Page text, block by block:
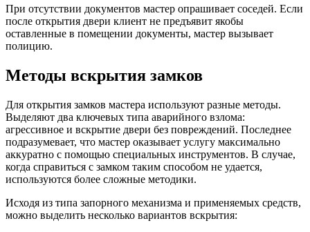
При отсутствии документов мастер опрашивает соседей. Если
после открытия двери клиент не предъявит якобы
оставленные в помещении документы, мастер вызывает
полицию.
Методы вскрытия замков
Для открытия замков мастера используют разные методы.
Выделяют два ключевых типа аварийного взлома:
агрессивное и вскрытие двери без повреждений. Последнее
подразумевает, что мастер оказывает услугу максимально
аккуратно с помощью специальных инструментов. В случае,
когда справиться с замком таким способом не удается,
используются более сложные методики.
Исходя из типа запорного механизма и применяемых средств,
можно выделить несколько вариантов вскрытия: